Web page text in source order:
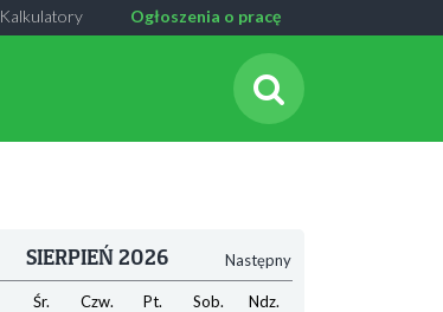
Ogłoszenia o pracę
Kalkulatory
Następny
SIERPIEŃ 2026
Śr. Czw. Pt. Sob.
Ndz.